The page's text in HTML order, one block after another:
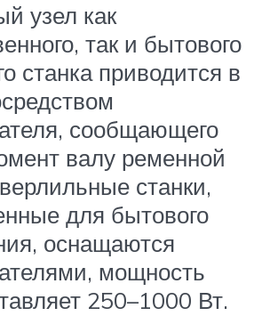
узел как
так и бытового
станка приводится в
сообщающего
валу ременной
станки,
для бытового
оснащаются
мощность
250–1000 Вт.